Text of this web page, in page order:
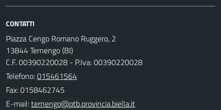
CONTATTI
Piazza Cengo Romano Ruggero, 2
13844 Ternengo (BI)
C.F. 00390220028 - P.Iva: 00390220028
Telefono:015461564
Fax: 0158462745
E-mail: